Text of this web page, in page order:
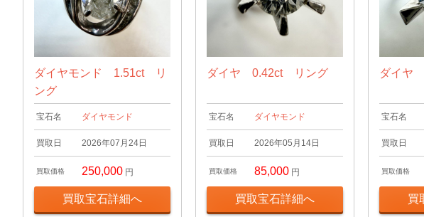
ダイヤモンド 1.51ct リ
ング
宝石名 ダイヤモンド
買取日 2026年07月24日
買取価格 250,000 円
買取宝石詳細へ
ダイヤ 0.42ct リング
宝石名 ダイヤモンド
買取日 2026年05月14日
買取価格 85,000 円
買取宝石詳細へ
ダイヤ
宝石名
買取日
買取価格
買